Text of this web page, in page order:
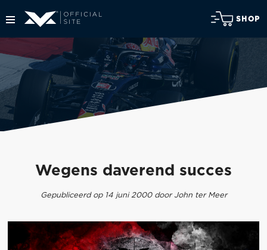
SHOP
Wegens daverend succes
Gepubliceerd op 14 juni 2000 door John ter Meer